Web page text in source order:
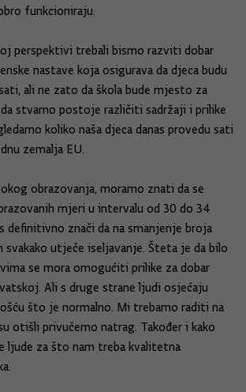
funkcioniraju.
perspektivi trebali bismo razviti dobar
nastave koja osigurava da djeca budu
ali ne zato da škola bude mjesto za
stvarno postoje različiti sadržaji i prilike
koliko naša djeca danas provedu sati
zemalja EU.
obrazovanja, moramo znati da se
mjeri u intervalu od 30 do 34
definitivno znači da na smanjenje broja
svakako utječe iseljavanje. Šteta je da bilo
se mora omogućiti prilike za dobar
Ali s druge strane ljudi osjećaju
što je normalno. Mi trebamo raditi na
otišli privučemo natrag. Također i kako
ljude za što nam treba kvalitetna